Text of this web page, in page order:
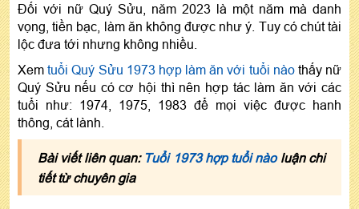
Đối với nữ Quý Sửu, năm 2023 là một năm mà danh
vọng, tiền bạc, làm ăn không được như ý. Tuy có chút tài
lộc đưa tới nhưng không nhiều.
Xemtuổi Quý Sửu 1973 hợp làm ăn với tuổi nàothấy nữ
Quý Sửu nếu có cơ hội thì nên hợp tác làm ăn với các
tuổi như: 1974, 1975, 1983 để mọi việc được hanh
thông, cát lành.
Bài viết liên quan: Tuổi 1973 hợp tuổi nàoluận chi
tiết từ chuyên gia